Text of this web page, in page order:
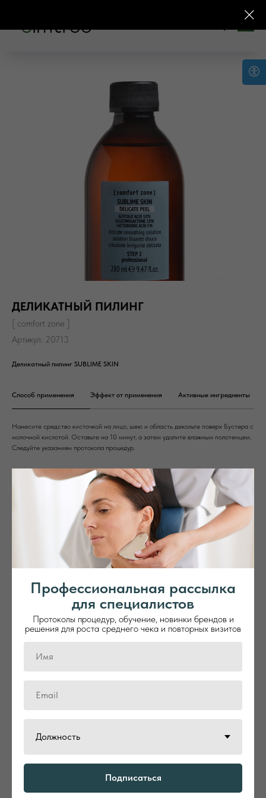
ДЕЛИКАТНЫЙ ПИЛИНГ
[ comfort zone ]
Артикул: 20713
Деликатный пилинг SUBLIME SKIN
Способ применения Эффект от применения Активные ингредиенты
Нанесите средство кисточкой на лицо, шею и область декольте поверх Бустера с
молочной кислотой. Оставьте на 10 минут, а затем удалите влажным полотенцем.
Следуйте указаниям протокола процедур.
Профессиональная рассылка
для специалистов
Протоколы процедур, обучение, новинки брендов и
решения для роста среднего чека и повторных визитов
Подписаться
Москва, проезд Аэропорта,
8 | метро Аэропорт
МЕНЮ
Бренды
Академия
Новости
Личный кабинет
ИНФОРМАЦИЯ
Сведения об
организации
Договор-оферта
Политика обработки
данных
СВЯЗАТЬСЯ С НАМИ